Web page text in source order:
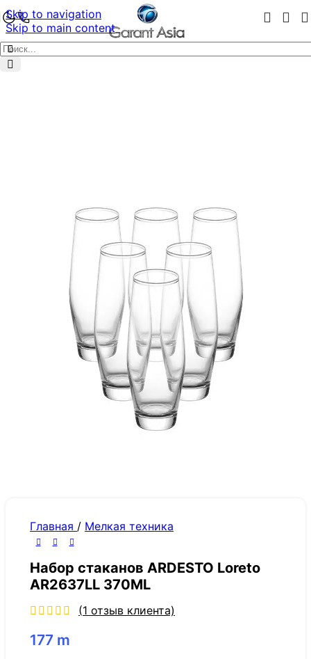
Skip to navigation
Skip to main content
Главная / Мелкая техника
Набор стаканов ARDESTO Loreto
AR2637LL 370ML
(1 отзыв клиента)
177 m